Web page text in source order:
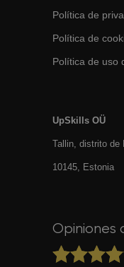
Política de
Política de
Política de uso
UpSkills OÜ
Tallin, distrito de
10145, Estonia
Opiniones